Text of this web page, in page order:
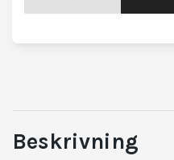
Beskrivning